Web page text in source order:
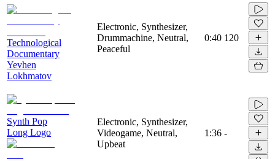
Technological
Documentary
Yevhen
Lokhmatov
Electronic, Synthesizer,
Drummachine, Neutral,
Peaceful
0:40 120
Synth Pop
Long Logo
Electronic, Synthesizer,
Videogame, Neutral,
Upbeat
1:36 -